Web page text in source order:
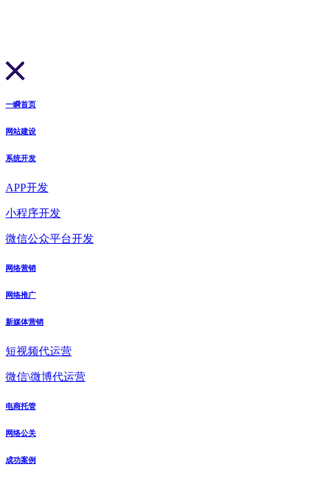
一瞬首页
网站建设
系统开发
APP开发
小程序开发
微信公众平台开发
网络营销
网络推广
新媒体营销
短视频代运营
微信\微博代运营
电商托管
网络公关
成功案例